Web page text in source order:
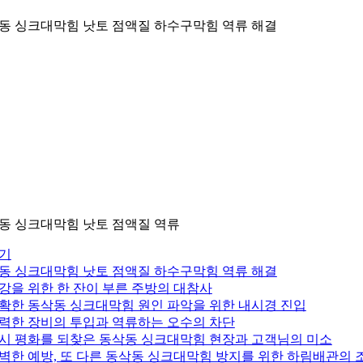
싱크대막힘 낫토 점액질 하수구막힘 역류 해결
싱크대막힘 낫토 점액질 역류
싱크대막힘 낫토 점액질 하수구막힘 역류 해결
을 위한 한 잔이 부른 주방의 대참사
한 동삭동 싱크대막힘 원인 파악을 위한 내시경 진입
한 장비의 투입과 역류하는 오수의 차단
평화를 되찾은 동삭동 싱크대막힘 현장과 고객님의 미소
한 예방, 또 다른 동삭동 싱크대막힘 방지를 위한 하림배관의